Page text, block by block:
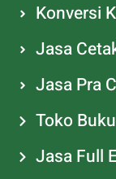
Konversi
Jasa
Jasa Pra
Toko Buku
Jasa Full